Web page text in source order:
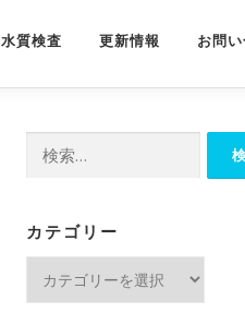
水質検査 更新情報 お問
カテゴリー